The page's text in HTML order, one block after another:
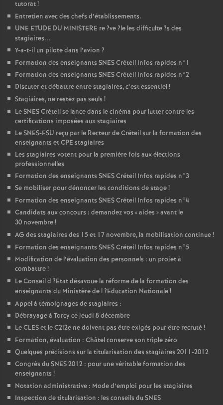
tutorat!
Entretien avec des chefs d’établissements.
UNE ETUDE DU MINISTERE re?ve?le les difficulte?s des
stagiaires...
Y-a-t-il un pilote dans l’avion ?
Formation des enseignants SNESCréteil Infos rapides n°1
Formation des enseignants SNESCréteil Infos rapides n°2
Discuter et débattre entre stagiaires, c’est essentiel!
Stagiaires, ne restez pas seuls !
LeSNESCréteil se lance dans le cinéma pour lutter contre les
certifications imposées aux stagiaires
LeSNES-FSU reçu par le Recteur de Créteil sur la formation des
enseignants etCPE stagiaires
Les stagiaires votent pour la première fois aux élections
professionnelles
Formation des enseignants SNESCréteil Infos rapides n°3
Se mobiliser pour dénoncer les conditions de stage!
Formation des enseignants SNESCréteil Infos rapides n°4
Candidats aux concours : demandez vos «aides » avant le
30 novembre!
AG des stagiaires des 15 et 17 novembre, la mobilisation continue!
Formation des enseignants SNESCréteil Infos rapides n°5
Modification de l’évaluation des personnels : un projet à
combattre!
Le Conseil d ?Etat désavoue la réforme de la formation des
enseignants du Ministère de l?Education Nationale!
Appel à témoignages de stagiaires :
Débrayage à Torcy ce jeudi 8 décembre
LeCLESet le C2i2e ne doivent pas être exigés pour être recruté!
Formation, évaluation : Châtel conserve son triple zéro
Quelques précisions sur la titularisation des stagiaires 2011-2012
Congrès duSNES2012 : pour une véritable formation des
enseignants !
Notation administrative : Mode d’emploi pour les stagiaires
Inspection de titularisation : les conseils duSNES